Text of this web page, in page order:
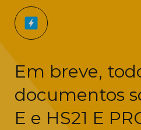
Em breve,
documentos
E e HS21 E